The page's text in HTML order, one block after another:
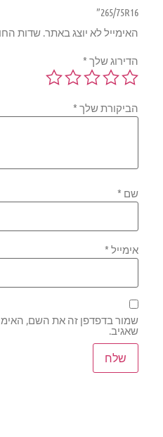
265/75R16”
האימייל לא יוצג באתר.שדות
הדירוג שלך*
הביקורת שלך*
שם*
אימייל*
שמור בדפדפן זה את השם,
שאגיב.